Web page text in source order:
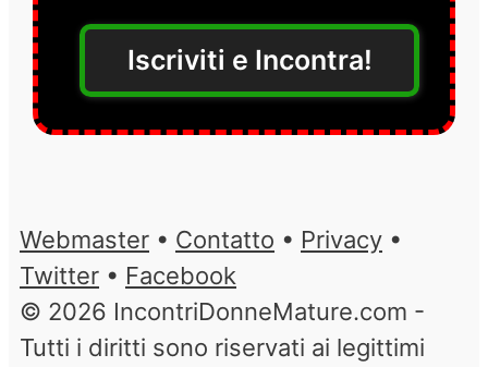
Iscriviti e Incontra!
Webmaster • Contatto • Privacy •
Twitter • Facebook
© 2026 IncontriDonneMature.com -
Tutti i diritti sono riservati ai legittimi